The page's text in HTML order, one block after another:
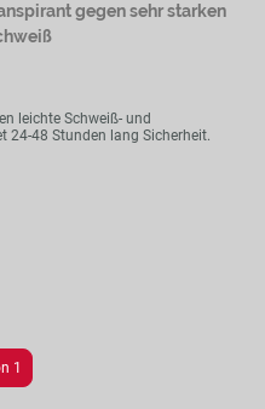
gegen sehr starken
leichte Schweiß- und
24-48 Stunden lang Sicherheit.
1